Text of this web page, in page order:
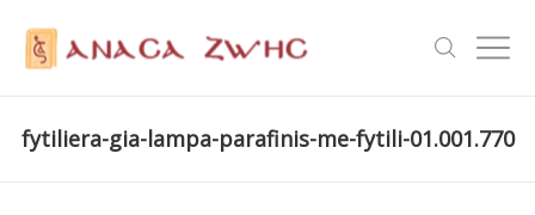
fytiliera-gia-lampa-parafinis-me-fytili-01.001.770